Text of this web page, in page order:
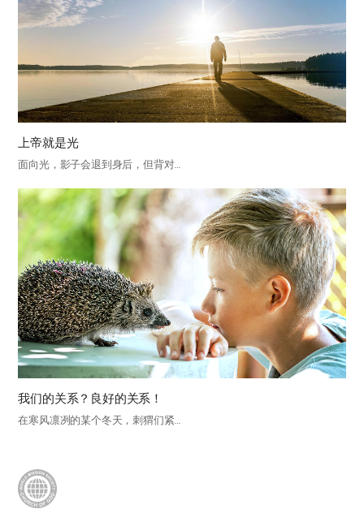
上帝就是光
面向光，影子会退到身后，但背对…
我们的关系？良好的关系！
在寒风凛冽的某个冬天，刺猬们紧…